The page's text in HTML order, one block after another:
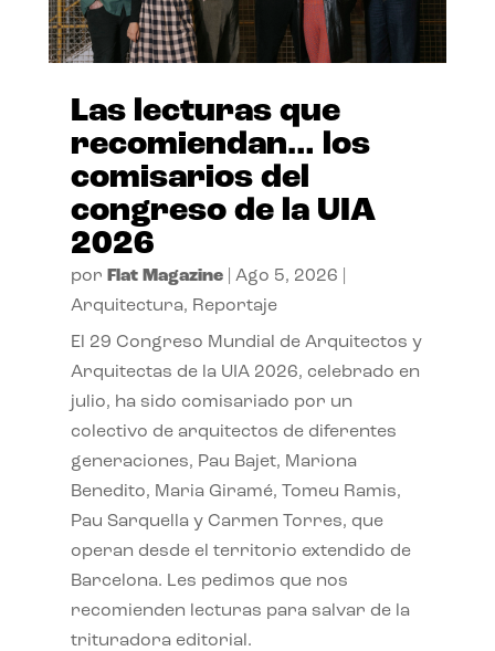
Las lecturas que
recomiendan… los
comisarios del
congreso de la UIA
2026
por Flat Magazine| Ago 5, 2026
Arquitectura, Reportaje
El 29 Congreso Mundial de Arquitectos y
Arquitectas de la UIA 2026, celebrado en
julio, ha sido comisariado por un
colectivo de arquitectos de diferentes
generaciones, Pau Bajet, Mariona
Benedito, Maria Giramé, Tomeu Ramis,
Pau Sarquella y Carmen Torres, que
operan desde el territorio extendido de
Barcelona. Les pedimos que nos
recomienden lecturas para salvar de la
trituradora editorial.